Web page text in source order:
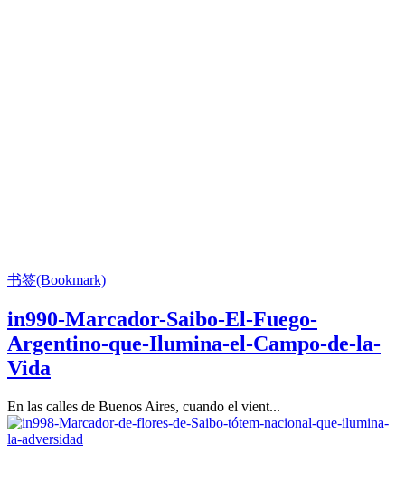
书签(Bookmark)
in990-Marcador-Saibo-El-Fuego-
Argentino-que-Ilumina-el-Campo-de-la-
Vida
En las calles de Buenos Aires, cuando el vient...